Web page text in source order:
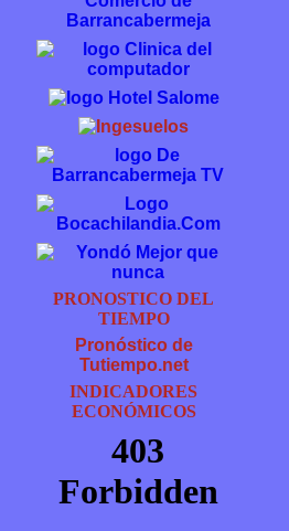
PRONOSTICO DEL
TIEMPO
Pronóstico de
Tutiempo.net
INDICADORES
ECONÓMICOS